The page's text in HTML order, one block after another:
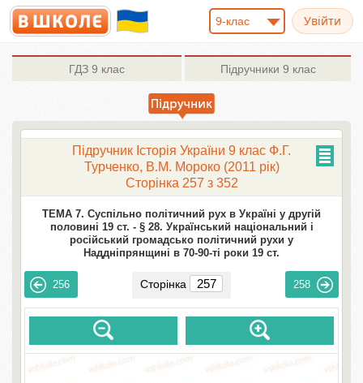
9-клас
ГДЗ 9 клас Підручники 9 клас
Підручник Історія України 9 клас Ф.Г.
Турченко, В.М. Мороко (2011 рік)
Сторінка 257 з 352
ТЕМА 7. Суспільно політичний рух в Україні у другій
половині 19 ст. - § 28. Український національний і
російський громадсько політичний рухи у
Наддніпрянщині в 70-90-ті роки 19 ст.
256 Сторінка 258